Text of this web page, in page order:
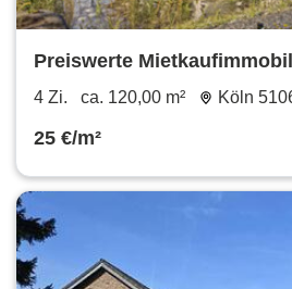
Preiswerte
Ohne Eigenkapital möglich.
4 Zi. ca. 120,00 m² Köln
25 €/m²